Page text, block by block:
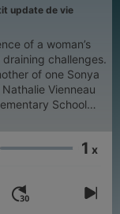
update de vie
of a woman’s
challenges.
of one Sonya
Vienneau
School
sleep and
or want to be a
Ses 1 x